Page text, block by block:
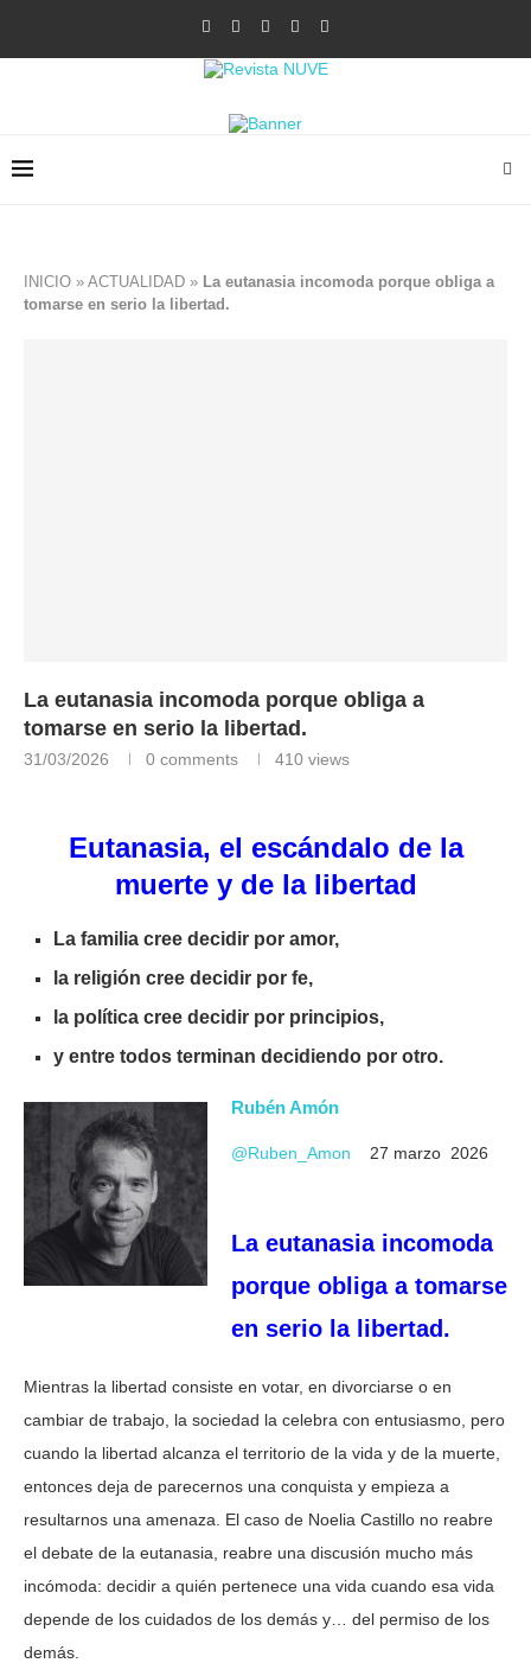
INICIO » ACTUALIDAD » La eutanasia incomoda porque obliga a
tomarse en serio la libertad.
La eutanasia incomoda porque obliga a
tomarse en serio la libertad.
31/03/2026 0 comments 410 views
Eutanasia, el escándalo de la
muerte y de la libertad
La familia cree decidir por amor,
la religión cree decidir por fe,
la política cree decidir por principios,
y entre todos terminan decidiendo por otro.
Rubén Amón
@Ruben_Amon 27 marzo 2026
La eutanasia incomoda
porque obliga a tomarse
en serio la libertad.
Mientras la libertad consiste en votar, en divorciarse o en
cambiar de trabajo, la sociedad la celebra con entusiasmo, pero
cuando la libertad alcanza el territorio de la vida y de la muerte,
entonces deja de parecernos una conquista y empieza a
resultarnos una amenaza. El caso de Noelia Castillo no reabre
el debate de la eutanasia, reabre una discusión mucho más
incómoda: decidir a quién pertenece una vida cuando esa vida
depende de los cuidados de los demás y… del permiso de los
demás.